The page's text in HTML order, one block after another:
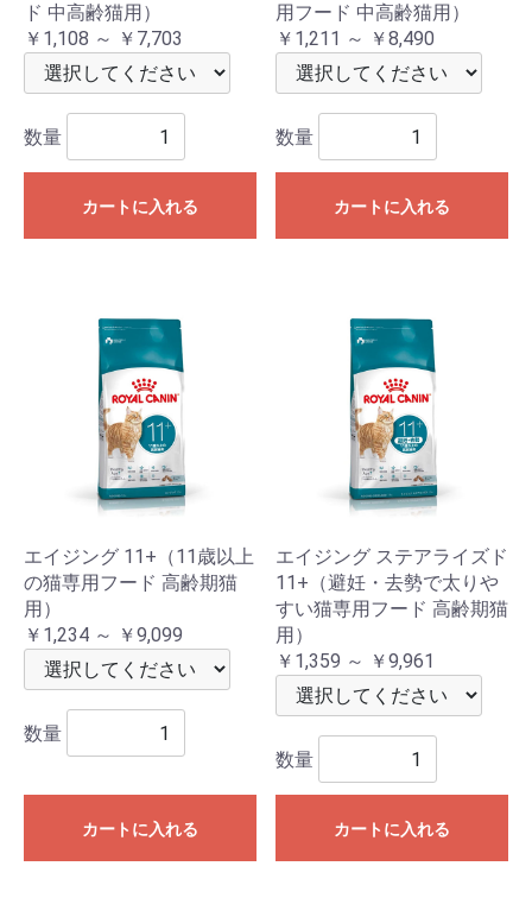
ド 中高齢猫用）
￥1,108 ～ ￥7,703
数量
カートに入れる
用フード 中高齢猫用）
￥1,211 ～ ￥8,490
数量
カートに入れる
エイジング 11+（11歳以上
の猫専用フード 高齢期猫
用）
￥1,234 ～ ￥9,099
数量
カートに入れる
エイジング ステアライズド
11+（避妊・去勢で太りや
すい猫専用フード 高齢期猫
用）
￥1,359 ～ ￥9,961
数量
カートに入れる